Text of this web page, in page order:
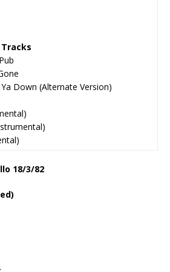
Ya Down (Alternate Version)
18/3/82